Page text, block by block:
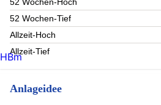
52 Wochen-Tief
Allzeit-Hoch
Allzeit-Tief
Anlageidee
HBm